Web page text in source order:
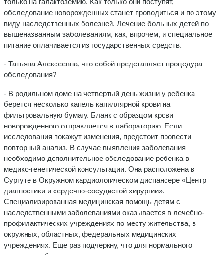
обследование новорожденных станет проводиться и по этому
виду наследственных болезней. Лечение больных детей по
вышеназванным заболеваниям, как, впрочем, и специальное
питание оплачивается из государственных средств.
- Татьяна Алексеевна, что собой представляет процедура
обследования?
- В родильном доме на четвертый день жизни у ребенка
берется несколько капель капиллярной крови на
фильтровальную бумагу. Бланк с образцом крови
новорожденного отправляется в лабораторию. Если
исследования покажут изменения, предстоит провести
повторный анализ. В случае выявления заболевания
необходимо дополнительное обследование ребенка в
медико-генетической консультации. Она расположена в
Сургуте в Окружном кардиологическом диспансере «Центр
диагностики и сердечно-сосудистой хирургии».
Специализированная медицинская помощь детям с
наследственными заболеваниями оказывается в лечебно-
профилактических учреждениях по месту жительства, в
окружных, областных, федеральных медицинских
учреждениях. Еще раз подчеркну, что для нормального